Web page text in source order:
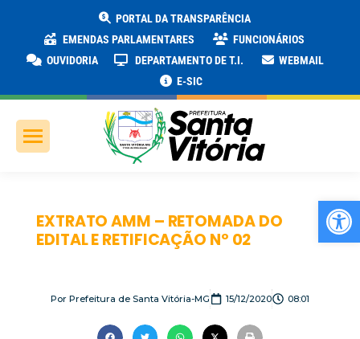
PORTAL DA TRANSPARÊNCIA
EMENDAS PARLAMENTARES
FUNCIONÁRIOS
OUVIDORIA
DEPARTAMENTO DE T.I.
WEBMAIL
E-SIC
EXTRATO AMM – RETOMADA DO
EDITAL E RETIFICAÇÃO Nº 02
Por Prefeitura de Santa Vitória-MG 15/12/2020 08:01